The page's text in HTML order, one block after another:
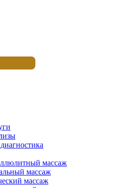
массаж
массаж
массаж